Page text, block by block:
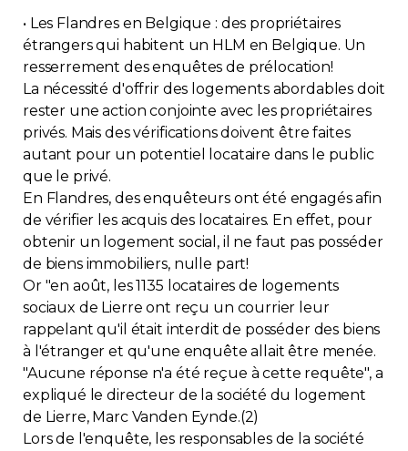
Français
• Les Flandres en Belgique : des propriétaires
étrangers qui habitent un HLM en Belgique. Un
resserrement des enquêtes de prélocation!
La nécessité d'offrir des logements abordables doit
rester une action conjointe avec les propriétaires
privés. Mais des vérifications doivent être faites
autant pour un potentiel locataire dans le public
que le privé.
En Flandres, des enquêteurs ont été engagés afin
de vérifier les acquis des locataires. En effet, pour
obtenir un logement social, il ne faut pas posséder
de biens immobiliers, nulle part!
Or "en août, les 1135 locataires de logements
sociaux de Lierre ont reçu un courrier leur
rappelant qu'il était interdit de posséder des biens
à l'étranger et qu'une enquête allait être menée.
"Aucune réponse n'a été reçue à cette requête", a
expliqué le directeur de la société du logement
de Lierre, Marc Vanden Eynde.(2)
Lors de l'enquête, les responsables de la société